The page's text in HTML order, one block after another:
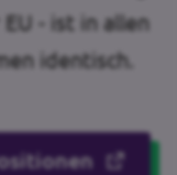
- ist in allen
identisch.